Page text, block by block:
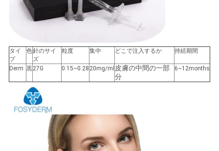
タイ
プ
色針のサイ
ズ
粒度 集中 どこで注入するか 持続期間
Derm 黒27G 0.15~0.28 20mg/ml 皮膚の中間の一部
分
6~12months